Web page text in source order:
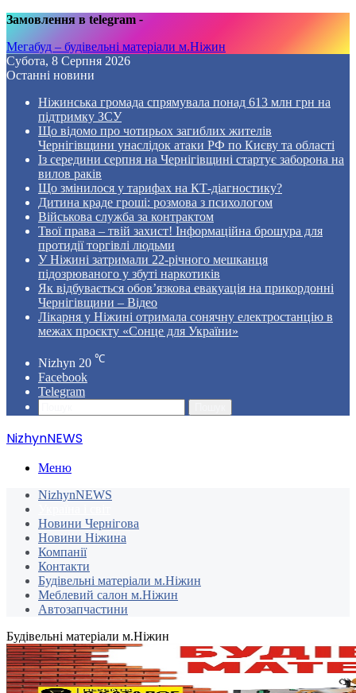
Замовлення в telegram -
Мегабуд – будівельні матеріали м.Ніжин
Субота, 8 Серпня 2026
Останні новини
Ніжинська громада спрямувала понад 613 млн грн на
підтримку ЗСУ
Що відомо про чотирьох загиблих жителів
Чернігівщини унаслідок атаки РФ по Києву та області
Із середини серпня на Чернігівщині стартує заборона на
вилов раків
Що змінилося у тарифах на КТ-діагностику?
Дитина краде гроші: розмова з психологом
Військова служба за контрактом
Твої права – твій захист! Інформаційна брошура для
протидії торгівлі людьми
У Ніжині затримали 22-річного мешканця
підозрюваного у збуті наркотиків
Як відбувається обов’язкова евакуація на прикордонні
Чернігівщини – Відео
Лікарня у Ніжині отримала сонячну електростанцію в
межах проєкту «Сонце для України»
Nizhyn 20 ℃
Facebook
Telegram
NizhynNEWS
Меню
NizhynNEWS
Новини Чернігова
Новини Ніжина
Компанії
Контакти
Будівельні матеріали м.Ніжин
Меблевий салон м.Ніжин
Автозапчастини
Будівельні матеріали м.Ніжин